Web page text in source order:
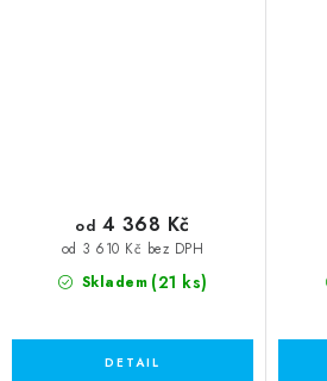
Skladem (21 ks)
od 3 610 Kč bez DPH
od 4 368 Kč